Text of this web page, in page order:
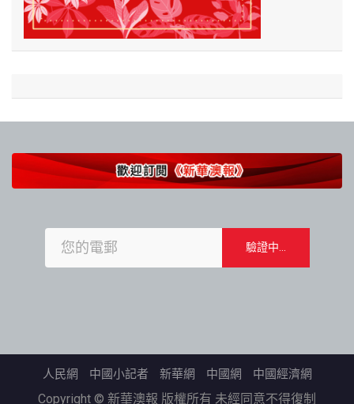
人民網 中國小記者 新華網 中國網 中國經濟網
Copyright © 新華澳報 版權所有 未經同意不得復制